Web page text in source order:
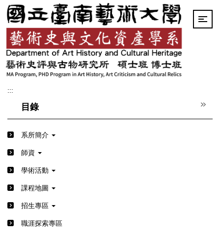
跳
到
主
要
內
容
區
:::
目錄
系所簡介
師資
學術活動
課程地圖
招生專區
職涯探索專區